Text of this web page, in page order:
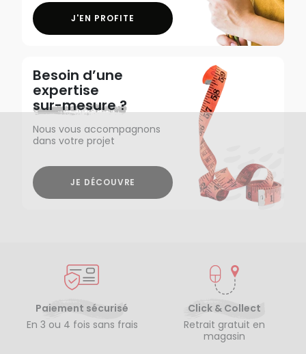
J'EN PROFITE
Besoin d’une
expertise
sur-mesure ?
Nous vous accompagnons
dans votre projet
JE DÉCOUVRE
Paiement sécurisé
En 3 ou 4 fois sans frais
Click & Collect
Retrait gratuit en
magasin